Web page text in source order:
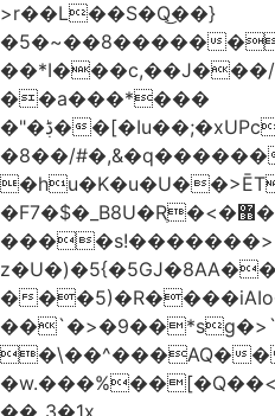
>r��L��S�Q͜��}
�5�~��8�����
��*I���c,��J���/
��a���*���
�"�ڋ��[�Iu��;�xUPc�*�x��$�.�
�8��/#�,&�q������
�F7�$�_B8U�Rֶ�<�޻���=��bX$�+�_0�p�=l
�
�\��^���AQ�
��_3�1x